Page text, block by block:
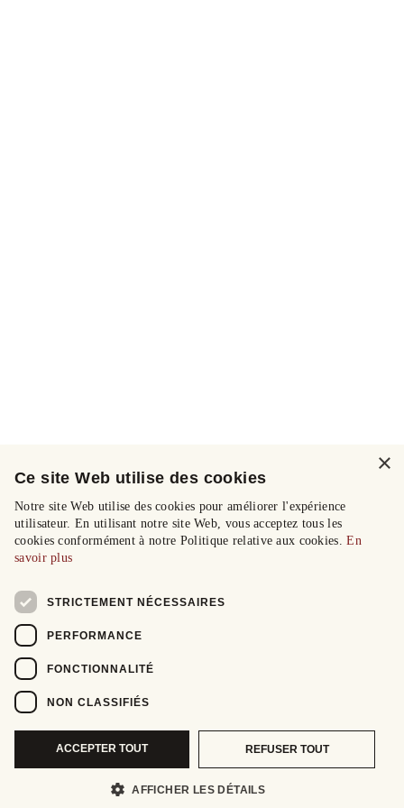
×
Ce site Web utilise des cookies
Notre site Web utilise des cookies pour améliorer l'expérience
utilisateur. En utilisant notre site Web, vous acceptez tous les
cookies conformément à notre Politique relative aux cookies.En
savoir plus
STRICTEMENT NÉCESSAIRES
PERFORMANCE
FONCTIONNALITÉ
NON CLASSIFIÉS
ACCEPTER TOUT REFUSER TOUT
AFFICHER LES DÉTAILS